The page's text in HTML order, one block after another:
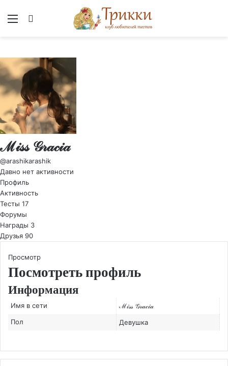
Меню
ℳ𝒾𝓈𝓈 𝒢𝓇𝒶𝒸𝒾𝒶
@arashikarashik
Давно нет активности
Профиль
Активность
Тесты 17
Форумы
Награды 3
Друзья 90
Просмотр
Посмотреть профиль
Информация
Имя в сети
ℳ𝒾𝓈𝓈 𝒢𝓇𝒶𝒸𝒾𝒶
Пол
Девушка